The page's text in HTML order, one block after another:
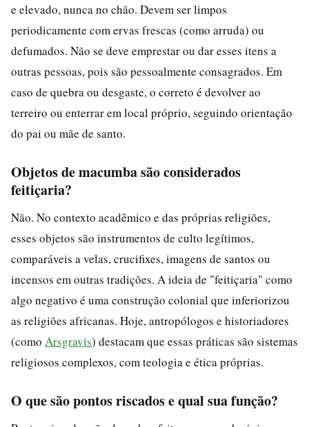
e elevado, nunca no chão. Devem ser limpos
periodicamente com ervas frescas (como arruda) ou
defumados. Não se deve emprestar ou dar esses itens a
outras pessoas, pois são pessoalmente consagrados. Em
caso de quebra ou desgaste, o correto é devolver ao
terreiro ou enterrar em local próprio, seguindo orientação
do pai ou mãe de santo.
Objetos de macumba são considerados
feitiçaria?
Não. No contexto acadêmico e das próprias religiões,
esses objetos são instrumentos de culto legítimos,
comparáveis a velas, crucifixes, imagens de santos ou
incensos em outras tradições. A ideia de "feitiçaria" como
algo negativo é uma construção colonial que inferiorizou
as religiões africanas. Hoje, antropólogos e historiadores
(como Arsgravis) destacam que essas práticas são sistemas
religiosos complexos, com teologia e ética próprias.
O que são pontos riscados e qual sua função?